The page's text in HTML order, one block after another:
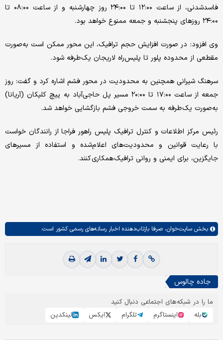
فاسدشدنی، از ساعت ۱۲:۰۰ تا ۲۴:۰۰ روز چهارشنبه و از ساعت ۰۸:۰۰ تا
۲۴:۰۰ روزهای پنجشنبه و جمعه ممنوع خواهد بود.
وی افزود: در صورت افزایش حجم ترافیک، این محور ممکن است به‌صورت
مقطعی از محدوده پلور تا پلیس‌راه لاریجان یک‌طرفه شود.
سرهنگ شیرانی همچنین به محدودیت در محور فشم اشاره کرد و گفت: روز
جمعه از ساعت ۱۷:۰۰ تا ۲۰:۰۰ مسیر پل حاجی‌آباد به پیچ کلیکان (آریانا)
به‌صورت یک‌طرفه به سمت خروجی فشم بازگشایی خواهد شد.
رئیس مرکز اطلاعات و کنترل ترافیک پلیس راهور فراجا از رانندگان خواست
با رعایت قوانین و محدودیت‌های اعلام‌شده و استفاده از مسیرهای
جایگزین، برای ایمنی و روانی ترافیک همکاری کنند.
بخش سایت‌خوان، صرفا بازتاب‌دهنده اخبار رسانه‌های رسمی کشور است.
جاده چالوس
ما را در شبکه‌های اجتماعی دنبال کنید
بله
اینستاگرم تلگرام ایکس لینکدین